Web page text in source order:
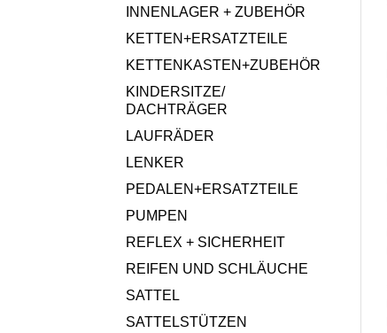
INNENLAGER + ZUBEHÖR
KETTEN+ERSATZTEILE
KETTENKASTEN+ZUBEHÖR
KINDERSITZE/
DACHTRÄGER
LAUFRÄDER
LENKER
PEDALEN+ERSATZTEILE
PUMPEN
REFLEX + SICHERHEIT
REIFEN UND SCHLÄUCHE
SATTEL
SATTELSTÜTZEN